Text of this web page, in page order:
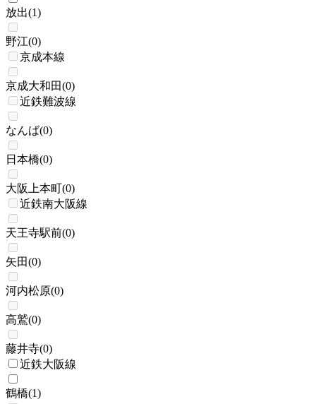
放出(1)
野江(0)
京成本線
京成大和田(0)
近鉄難波線
なんば(0)
日本橋(0)
大阪上本町(0)
近鉄南大阪線
天王寺駅前(0)
矢田(0)
河内松原(0)
高鷲(0)
藤井寺(0)
近鉄大阪線
鶴橋(1)